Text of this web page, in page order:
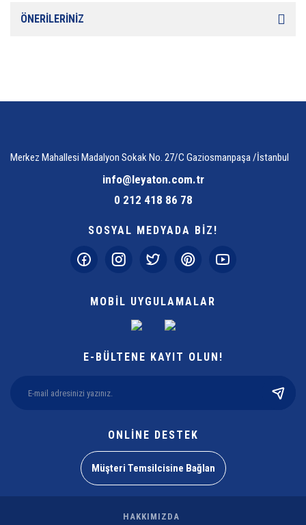
ÖNERİLERİNİZ
Merkez Mahallesi Madalyon Sokak No. 27/C Gaziosmanpaşa /İstanbul
info@leyaton.com.tr
0 212 418 86 78
SOSYAL MEDYADA BİZ!
MOBİL UYGULAMALAR
E-BÜLTENE KAYIT OLUN!
ONLİNE DESTEK
Müşteri Temsilcisine Bağlan
HAKKIMIZDA